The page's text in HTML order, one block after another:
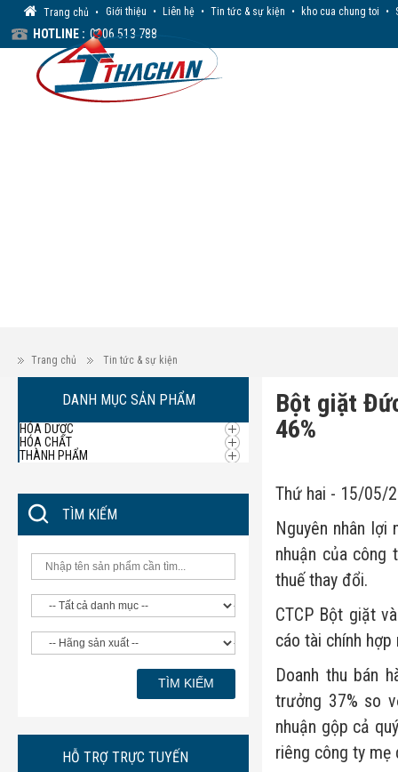
Trang chủ • Giới thiệu • Liên hệ • Tin tức & sự kiện • kho cua chung toi •
HOTLINE : 0906 513 788
Trang chủ Tin tức & sự kiện
DANH MỤC SẢN PHẨM
HÓA DƯỢC
HÓA CHẤT
THÀNH PHẨM
TÌM KIẾM
HỖ TRỢ TRỰC TUYẾN
Bột giặt
46%
Thứ hai - 15/05/
Nguyên nhân
nhuận của công
thuế thay đổi.
CTCP Bột giặt
cáo tài chính
Doanh thu bán
trưởng 37% so
nhuận gộp cả
riêng công ty